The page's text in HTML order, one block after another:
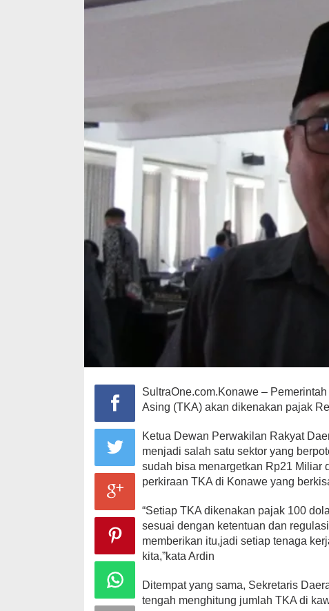
SultraOne.com.Konawe –
Asing (TKA) akan dikenakan pajak
Ketua Dewan Perwakilan Rakyat
menjadi salah satu sektor yang
sudah bisa menargetkan Rp21 Miliar
perkiraan TKA di Konawe yang
“Setiap TKA dikenakan pajak 100
sesuai dengan ketentuan dan
memberikan itu,jadi setiap tenaga
kita,”kata Ardin
Ditempat yang sama, Sekretaris
tengah menghitung jumlah TKA di